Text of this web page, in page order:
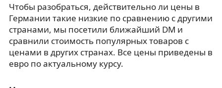
Чтобы разобраться, действительно ли цены в
Германии такие низкие по сравнению с другими
странами, мы посетили ближайший DM и
сравнили стоимость популярных товаров с
ценами в других странах. Все цены приведены в
евро по актуальному курсу.